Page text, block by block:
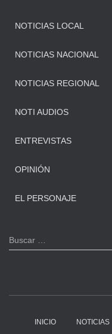
NOTICIAS LOCAL
NOTICIAS NACIONAL
NOTICIAS REGIONAL
NOTI AUDIOS
ENTREVISTAS
OPINIÓN
EL PERSONAJE
B
u
Buscar …
INICIO NOTICIAS